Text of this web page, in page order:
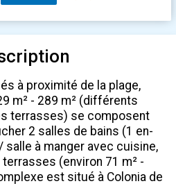
à proximité de la plage,
m² - 289 m² (différents
terrasses) se composent
salle à manger avec cuisine,
(environ 71 m² -